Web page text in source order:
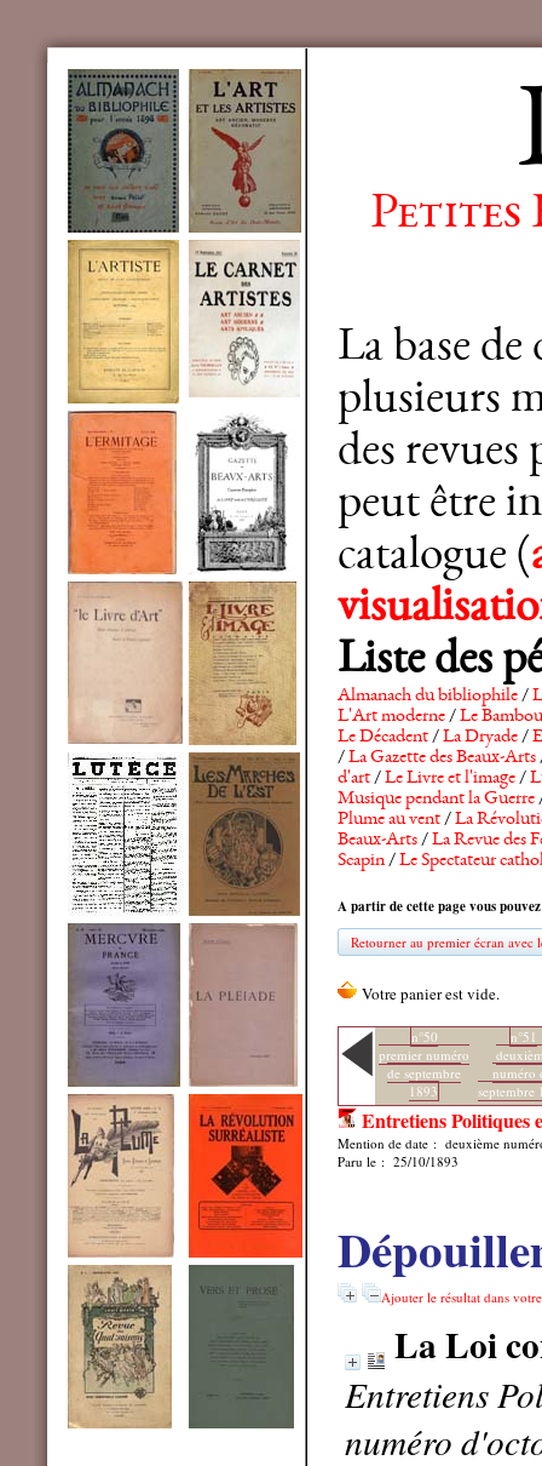
Petites
La base
plusieurs
des revues
peut être
catalogue (
Liste des
Almanach du bibliophile/
L'Art moderne/Le Bambou
Le Décadent/La Dryade/
/La Gazette des Beaux-Arts
d'art/Le Livre et l'image/
Musique pendant la Guerre
Plume au vent/La
Beaux-Arts/La Revue des
Scapin/Le Spectateur
A partir de cette page vous
Retourner au premier écran avec
n°50
premier numéro
de septembre
1893
n°51
numéro
septembre
Entretiens Politiques
Mention de date : deuxième
Paru le : 25/10/1893
Ajouter le résultat dans
La Loi
Entretiens
numéro